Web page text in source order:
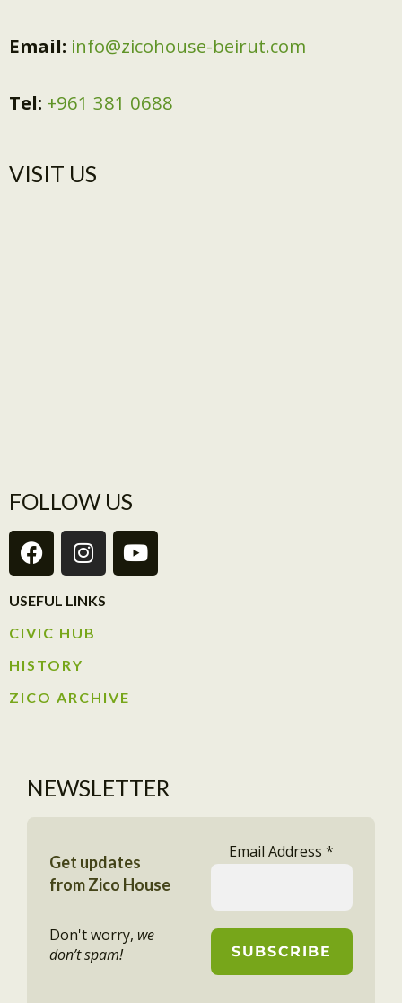
Email: info@zicohouse-beirut.com
Tel: +961 381 0688
VISIT US​
FOLLOW US
USEFUL LINKS
CIVIC HUB​
HISTORY​
ZICO ARCHIVE
NEWSLETTER
Get updates
from Zico House
Don't worry, we
don’t spam!
Email Address*